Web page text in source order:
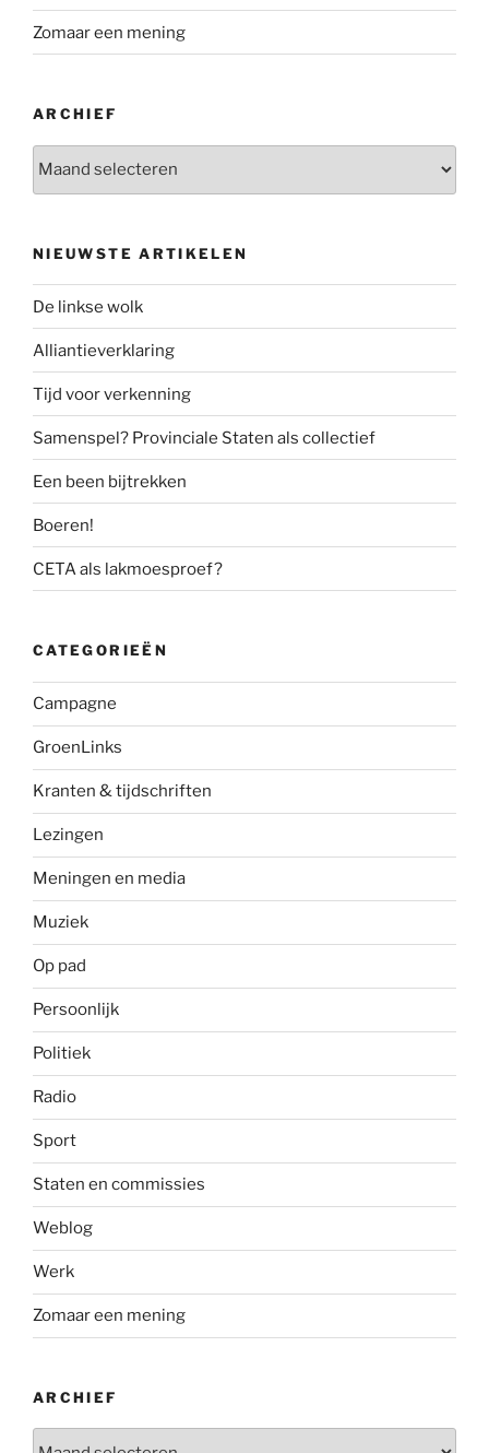
Zomaar een mening
ARCHIEF
NIEUWSTE ARTIKELEN
De linkse wolk
Alliantieverklaring
Tijd voor verkenning
Samenspel? Provinciale Staten als collectief
Een been bijtrekken
Boeren!
CETA als lakmoesproef?
CATEGORIEËN
Campagne
GroenLinks
Kranten & tijdschriften
Lezingen
Meningen en media
Muziek
Op pad
Persoonlijk
Politiek
Radio
Sport
Staten en commissies
Weblog
Werk
Zomaar een mening
ARCHIEF